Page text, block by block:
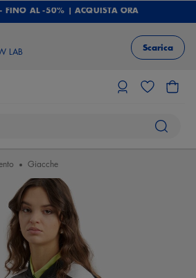
FINO AL -50% | ACQUISTA ORA
LAB Scarica
Giacche